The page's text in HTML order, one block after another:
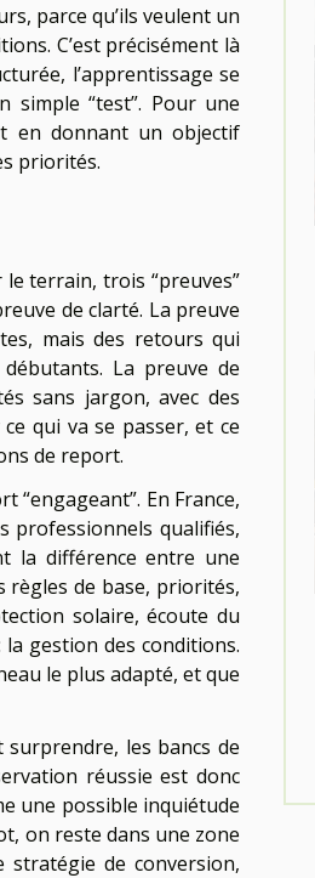
parce qu’ils veulent un
C’est précisément là
l’apprentissage se
“test”. Pour une
en donnant un objectif
priorités.
terrain, trois “preuves”
de clarté. La preuve
mais des retours qui
La preuve de
sans jargon, avec des
qui va se passer, et ce
de report.
“engageant”. En France,
professionnels qualifiés,
la différence entre une
règles de base, priorités,
solaire, écoute du
gestion des conditions.
le plus adapté, et que
surprendre, les bancs de
réussie est donc
une possible inquiétude
on reste dans une zone
stratégie de conversion,